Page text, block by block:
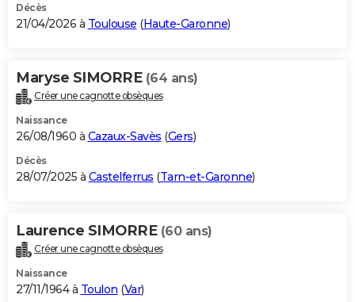
BONS PLANS
Carte de Noël
Carte Bonne année
Carte Saint-Valentin
Carte Pâques
Carte d'anniversaire
DICTIONNAIRE
Dictionnaire
Biographies
Citations
Expressions
Proverbes
PROGRAMME TV
S'inscrire
Se connecter
Lycées
Collèges
Primaires
Universités
Entreprises
Service militaire
Avis de recherche
AVIS DE DÉCÈS
Bricolage
Lifestyle
Culture
Sport
Auto
Television
Voyage
Cinema
Décès
21/04/2026 à Toulouse (Haute-Garonne)
Maryse SIMORRE (64 ans)
Créer une cagnotte obsèques
Naissance
26/08/1960 à Cazaux-Savès (Gers)
Décès
28/07/2025 à Castelferrus (Tarn-et-Garonne)
Laurence SIMORRE (60 ans)
Créer une cagnotte obsèques
Naissance
27/11/1964 à Toulon (Var)